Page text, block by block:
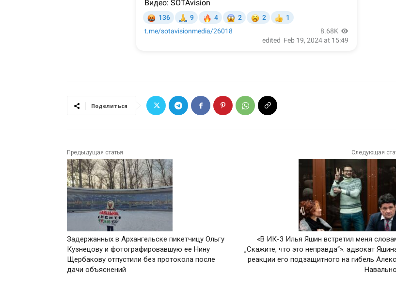
Поделиться
Предыдущая статья
Задержанных в Архангельске пикетчицу Ольгу
Кузнецову и фотографировавшую ее Нину
Щербакову отпустили без протокола после
дачи объяснений
Следующая
«В ИК-3 Илья Яшин встретил меня
„Скажите, что это неправда“»: адвокат
реакции его подзащитного на гибель